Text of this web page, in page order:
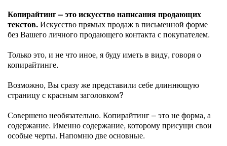
Копирайтинг – это искусство написания продающих
текстов.Искусство прямых продаж в письменной форме
без Вашего личного продающего контакта с покупателем.
Только это, и не что иное, я буду иметь в виду, говоря о
копирайтинге.
Возможно, Вы сразу же представили себе длиннющую
страницу с красным заголовком?
Совершено необязательно. Копирайтинг – это не форма, а
содержание. Именно содержание, которому присущи свои
особые черты. Напомню две основные.